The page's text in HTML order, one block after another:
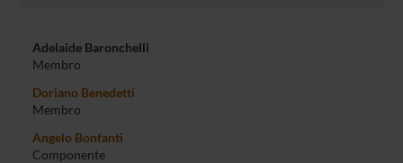
Adelaide Baronchelli
Membro
Doriano Benedetti
Membro
Angelo Bonfanti
Componente